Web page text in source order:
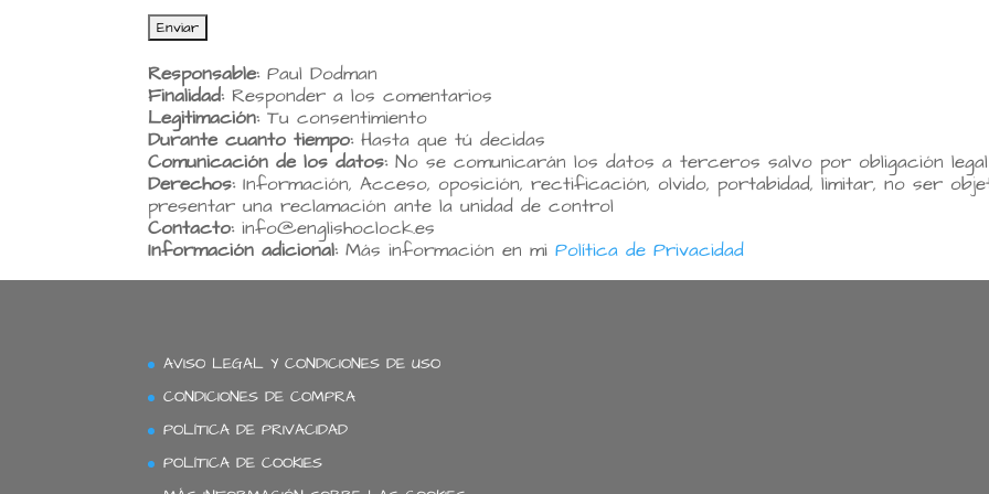
Responsable:Paul Dodman
Finalidad:Responder a los comentarios
Legitimación:Tu consentimiento
Durante cuanto tiempo:Hasta que tú decidas
Comunicación de los datos:No se comunicarán los datos a terceros salvo por obligación legal
Derechos:Información, Acceso, oposición, rectificación, olvido, portabidad, limitar, no ser
presentar una reclamación ante la unidad de control
Contacto:info@englishoclock.es
Información adicional:Más información en miPolítica de Privacidad
AVISO LEGAL Y CONDICIONES DE USO
CONDICIONES DE COMPRA
POLÍTICA DE PRIVACIDAD
POLÍTICA DE COOKIES